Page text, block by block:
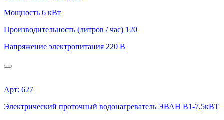
Мощность 6 кВт
Производительность (литров / час) 120
Напряжение электропитания 220 В
Арт: 627
Электрический проточный водонагреватель ЭВАН В1-7,5кВТ